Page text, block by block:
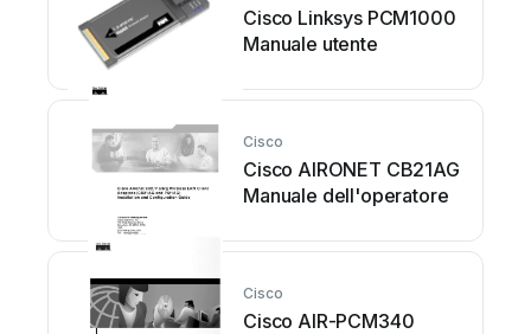
Cisco Linksys PCM1000
Manuale utente
Cisco
Cisco AIRONET CB21AG
Manuale dell'operatore
Cisco
Cisco AIR-PCM340